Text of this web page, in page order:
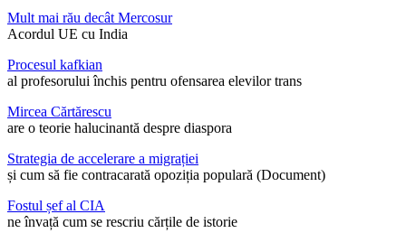
Mult mai rău decât Mercosur
Acordul UE cu India
Procesul kafkian
al profesorului închis pentru ofensarea elevilor trans
Mircea Cărtărescu
are o teorie halucinantă despre diaspora
Strategia de accelerare a migrației
și cum să fie contracarată opoziția populară (Document)
Fostul șef al CIA
ne învață cum se rescriu cărțile de istorie